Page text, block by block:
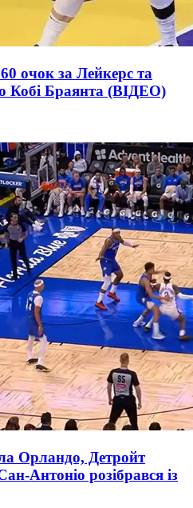
очок за Лейкерс та
Кобі Браянта (ВІДЕО)
Орландо, Детройт
Антоніо розібрався із